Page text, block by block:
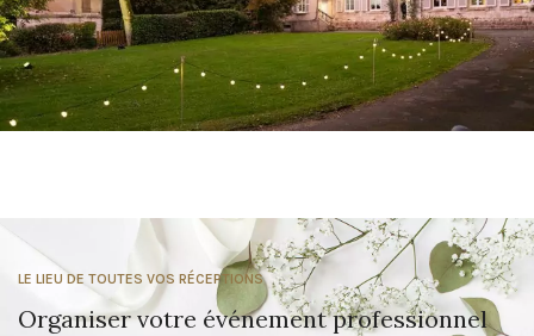
LE LIEU DE TOUTES VOS RÉCEPTIONS
Organiser votre événement professionnel